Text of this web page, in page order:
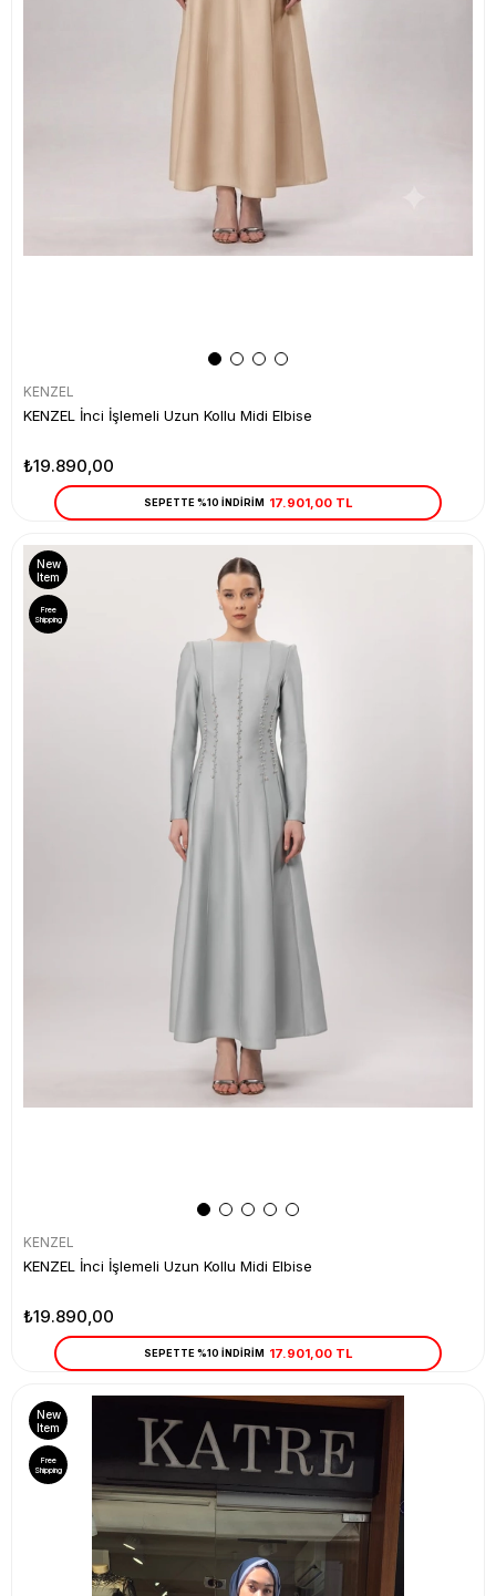
KENZEL
KENZEL İnci İşlemeli Uzun Kollu Midi Elbise
₺19.890,00
SEPETTE %10 İNDİRİM 17.901,00 TL
KENZEL
KENZEL İnci İşlemeli Uzun Kollu Midi Elbise
₺19.890,00
New
Item
Free
Shipping
SEPETTE %10 İNDİRİM 17.901,00 TL
New
Item
Free
Shipping